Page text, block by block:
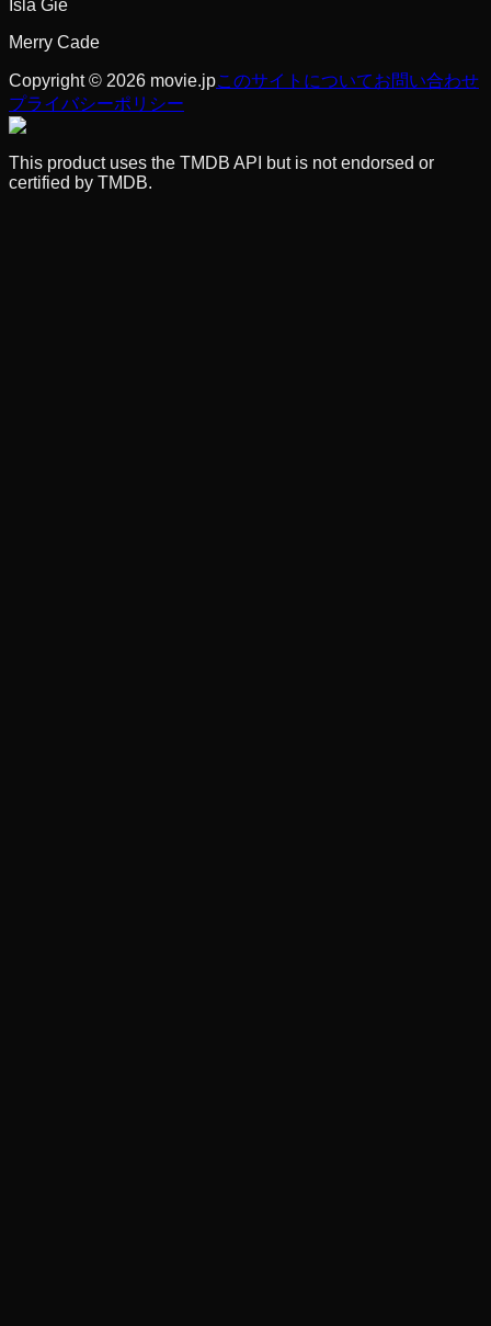
Isla Gie
Merry Cade
Copyright © 2026 movie.jpこのサイトについてお問い合わせ
プライバシーポリシー
This product uses the TMDB API but is not endorsed or
certified by TMDB.